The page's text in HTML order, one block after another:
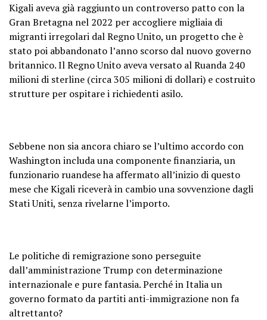
Kigali aveva già raggiunto un controverso patto con la
Gran Bretagna nel 2022 per accogliere migliaia di
migranti irregolari dal Regno Unito, un progetto che è
stato poi abbandonato l’anno scorso dal nuovo governo
britannico. Il Regno Unito aveva versato al Ruanda 240
milioni di sterline (circa 305 milioni di dollari) e costruito
strutture per ospitare i richiedenti asilo.
Sebbene non sia ancora chiaro se l’ultimo accordo con
Washington includa una componente finanziaria, un
funzionario ruandese ha affermato all’inizio di questo
mese che Kigali riceverà in cambio una sovvenzione dagli
Stati Uniti, senza rivelarne l’importo.
Le politiche di remigrazione sono perseguite
dall’amministrazione Trump con determinazione
internazionale e pure fantasia. Perché in Italia un
governo formato da partiti anti-immigrazione non fa
altrettanto?